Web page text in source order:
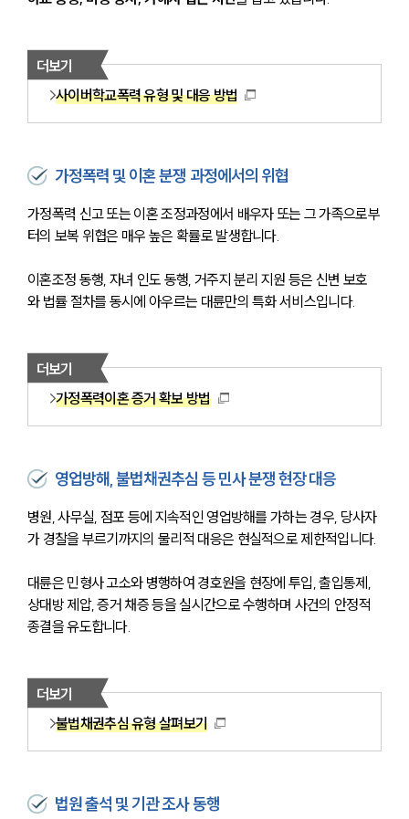
더보기
사이버학교폭력 유형 및 대응 방법
가정폭력 및 이혼 분쟁 과정에서의 위협
가정폭력 신고 또는 이혼 조정과정에서 배우자 또는 그 가족으로부
터의 보복 위협은 매우 높은 확률로 발생합니다.
이혼조정 동행, 자녀 인도 동행, 거주지 분리 지원 등은 신변 보호
와 법률 절차를 동시에 아우르는 대륜만의 특화 서비스입니다.
더보기
가정폭력이혼 증거 확보 방법
영업방해, 불법채권추심 등 민사 분쟁 현장 대응
병원, 사무실, 점포 등에 지속적인 영업방해를 가하는 경우, 당사자
가 경찰을 부르기까지의 물리적 대응은 현실적으로 제한적입니다.
대륜은 민형사 고소와 병행하여 경호원을 현장에 투입, 출입통제,
상대방 제압, 증거 채증 등을 실시간으로 수행하며 사건의 안정적
종결을 유도합니다.
더보기
불법채권추심 유형 살펴보기
법원 출석 및 기관 조사 동행